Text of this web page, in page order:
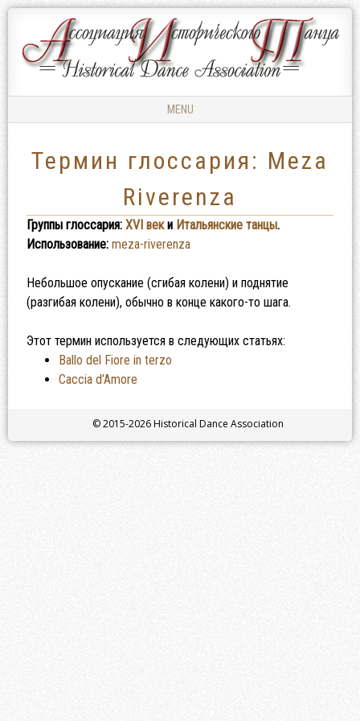
АССОЦИАЦИЯ
ИСТОРИЧЕСКОГО
Ассоциация
Исторического
Танца
MENU
Термин глоссария: Meza
Riverenza
Группы глоссария: XVI веки Итальянские танцы.
Использование: meza-riverenza
Небольшое опускание (сгибая колени) и поднятие
(разгибая колени), обычно в конце какого-то шага.
Этот термин используется в следующих статьях:
Ballo del Fiore in terzo
Caccia d’Amore
© 2015-2026 Historical Dance Association